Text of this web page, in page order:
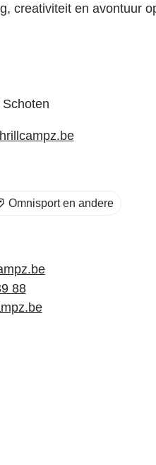
creativiteit en avontuur
Schoten
Omnisport en andere
88